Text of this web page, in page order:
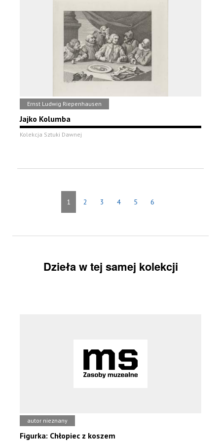
Ernst Ludwig Riepenhausen
Jajko Kolumba
Kolekcja Sztuki Dawnej
1 2 3 4 5 6
Dzieła w tej samej kolekcji
autor nieznany
Figurka: Chłopiec z koszem